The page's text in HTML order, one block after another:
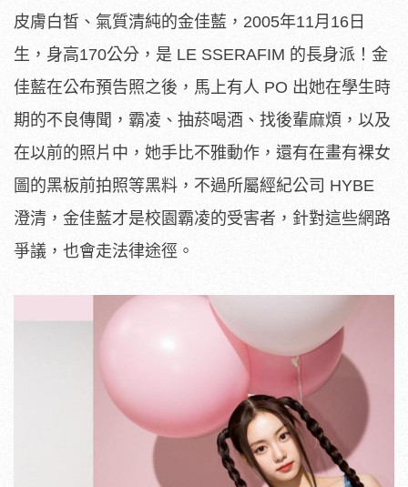
皮膚白皙、氣質清純的金佳藍，2005年11月16日
生，身高170公分，是 LE SSERAFIM 的長身派！金
佳藍在公布預告照之後，馬上有人 PO 出她在學生時
期的不良傳聞，霸凌、抽菸喝酒、找後輩麻煩，以及
在以前的照片中，她手比不雅動作，還有在畫有裸女
圖的黑板前拍照等黑料，不過所屬經紀公司 HYBE
澄清，金佳藍才是校園霸凌的受害者，針對這些網路
爭議，也會走法律途徑。